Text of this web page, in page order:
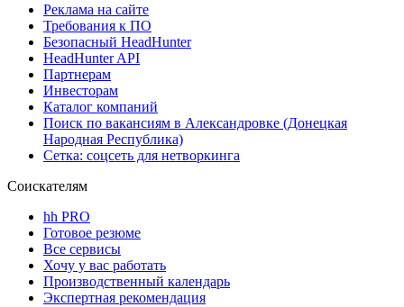
Реклама на сайте
Требования к ПО
Безопасный HeadHunter
HeadHunter API
Партнерам
Инвесторам
Каталог компаний
Поиск по вакансиям в Александровке (Донецкая
Народная Республика)
Сетка: соцсеть для нетворкинга
Соискателям
hh PRO
Готовое резюме
Все сервисы
Хочу у вас работать
Производственный календарь
Экспертная рекомендация